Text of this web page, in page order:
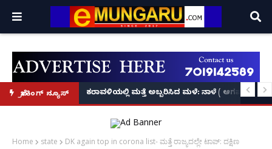
ಬ್ರೇಕಿಂಗ್ ನ್ಯೂಸ್‘ಭಕ್ತ ಪ್ರಹ್ಲಾದ’, ‘ಹೇ ರಾಮ್’!
ಕರಾವಳಿಯಲ್ಲಿ ಮತ್ತೆ ಅಬ್ಬರಿಸಿದ ಮಳೆ: ನಾಳೆ ( ಆಗಷ್ಟ್ 8)
Home state
DK again top in corona list- ಮತ್ತೆ ರಾಜ್ಯದಲ್ಲೇ ಟಾಪ್‌: ದಕ್ಷಿಣ